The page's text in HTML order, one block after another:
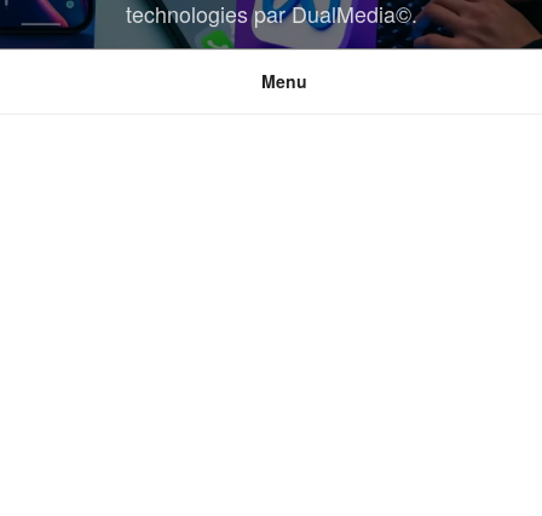
technologies par DualMedia©.
Menu